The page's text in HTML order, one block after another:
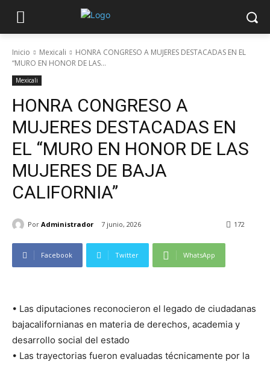
Inicio Mexicali
HONRA CONGRESO A MUJERES DESTACADAS EN EL
“MURO EN HONOR DE LAS...
Mexicali
HONRA CONGRESO A
MUJERES DESTACADAS EN
EL “MURO EN HONOR DE LAS
MUJERES DE BAJA
CALIFORNIA”
Por Administrador 7 junio, 2026 172
Facebook Twitter WhatsApp
• Las diputaciones reconocieron el legado de ciudadanas
bajacalifornianas en materia de derechos, academia y
desarrollo social del estado
• Las trayectorias fueron evaluadas técnicamente por la